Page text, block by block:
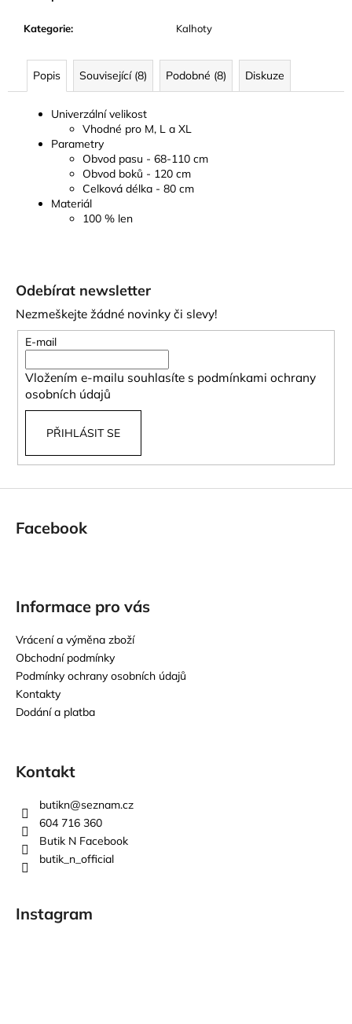
Kategorie: Kalhoty
Popis Související (8) Podobné (8) Diskuze
Univerzální velikost
Vhodné pro M, L a XL
Parametry
Obvod pasu - 68-110 cm
Obvod boků - 120 cm
Celková délka - 80 cm
Materiál
100 % len
Odebírat newsletter
Nezmeškejte žádné novinky či slevy!
E-mail
Vložením e-mailu souhlasíte s podmínkami ochrany
osobních údajů
PŘIHLÁSIT SE
Facebook
Informace pro vás
Vrácení a výměna zboží
Obchodní podmínky
Podmínky ochrany osobních údajů
Kontakty
Dodání a platba
Kontakt
butikn@seznam.cz
604 716 360
Butik N Facebook
butik_n_official
Instagram